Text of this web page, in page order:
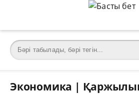
Экономика |